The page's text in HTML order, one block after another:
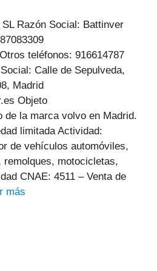
Razón Social: Battinver
teléfonos: 916614787
Calle de Sepulveda,
Madrid
Objeto
de la marca volvo en Madrid.
limitada Actividad:
de vehículos automóviles,
motocicletas,
CNAE: 4511 – Venta de
más